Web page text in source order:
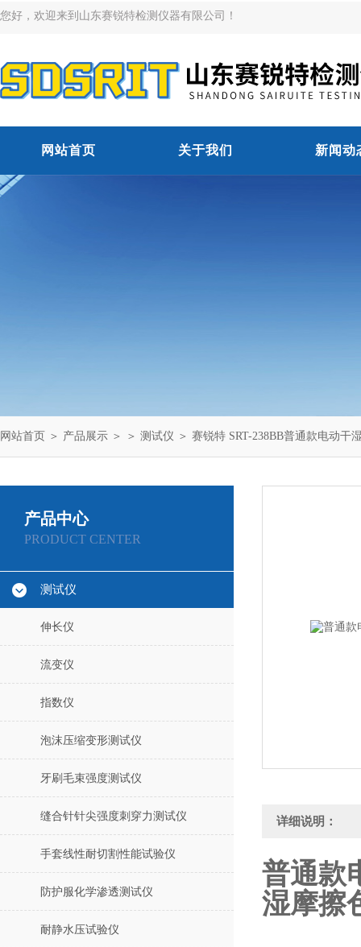
您好，欢迎来到山东赛锐特检测仪器有限公司！
网站首页 关于我们 新闻动
网站首页 ＞ 产品展示 ＞ ＞ 测试仪 ＞ 赛锐特 SRT-238BB普通款电动干
产品中心
PRODUCT CENTER
测试仪
伸长仪
流变仪
指数仪
泡沫压缩变形测试仪
牙刷毛束强度测试仪
缝合针针尖强度刺穿力测试仪
手套线性耐切割性能试验仪
防护服化学渗透测试仪
耐静水压试验仪
详细说明：
普通款
湿摩擦